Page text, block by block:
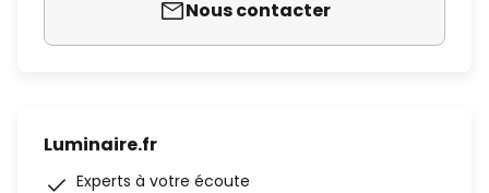
Nous contacter
Luminaire.fr
Experts à votre écoute